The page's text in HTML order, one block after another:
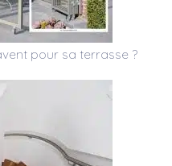
pour sa terrasse ?